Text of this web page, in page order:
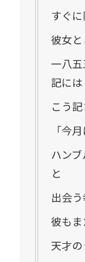
すぐ
彼女と
一八
記には
こう記
「今
ハン
と
出会
彼も
天才の